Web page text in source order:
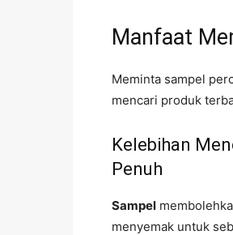
Manfaat
Meminta sampel
mencari produk
Kelebihan
Penuh
Sampel
menyemak untuk